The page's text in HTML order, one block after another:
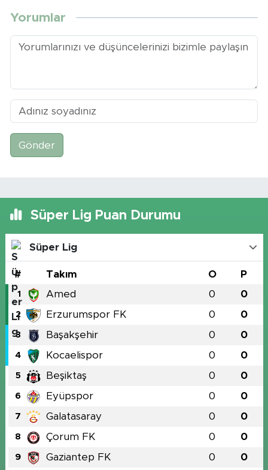
Yorumlar
Gönder
Süper Lig Puan Durumu
Süper Lig
# Takım O P
1 Amed 0 0
2 Erzurumspor FK 0 0
3 Başakşehir 0 0
4 Kocaelispor 0 0
5 Beşiktaş 0 0
6 Eyüpspor 0 0
7 Galatasaray 0 0
8 Çorum FK 0 0
9 Gaziantep FK 0 0